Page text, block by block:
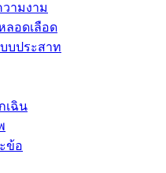
ามงาม
ลอดเลือด
บประสาท
เฉิน
ข้อ